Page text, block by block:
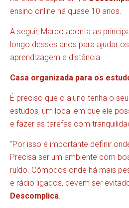
ensino online há quase 10 anos.
A seguir, Marco aponta as
longo desses anos para ajudar
aprendizagem a distância.
Casa organizada para os
É preciso que o aluno tenha o
estudos, um local em que ele
e fazer as tarefas com
“Por isso é importante definir
Precisa ser um ambiente com
ruído. Cômodos onde há mais
e rádio ligados, devem ser
Descomplica.